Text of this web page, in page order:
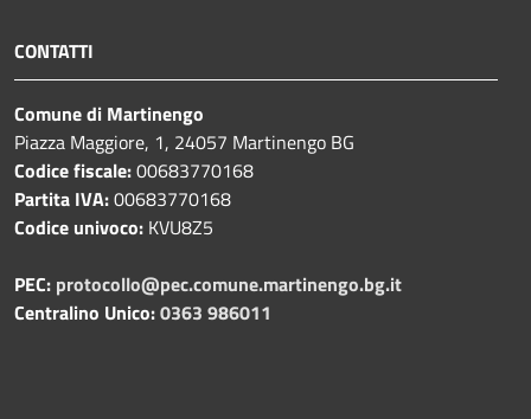
CONTATTI
Comune di Martinengo
Piazza Maggiore, 1, 24057 Martinengo BG
Codice fiscale:00683770168
Partita IVA:00683770168
Codice univoco: KVU8Z5
PEC: protocollo@pec.comune.martinengo.bg.it
Centralino Unico:0363 986011